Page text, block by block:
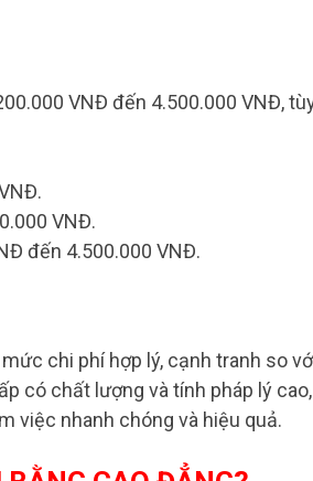
VNĐ đến 4.500.000 VNĐ,
VNĐ.
đến 4.500.000 VNĐ.
chi phí hợp lý, cạnh tranh so
có chất lượng và tính pháp lý cao,
việc nhanh chóng và hiệu quả.